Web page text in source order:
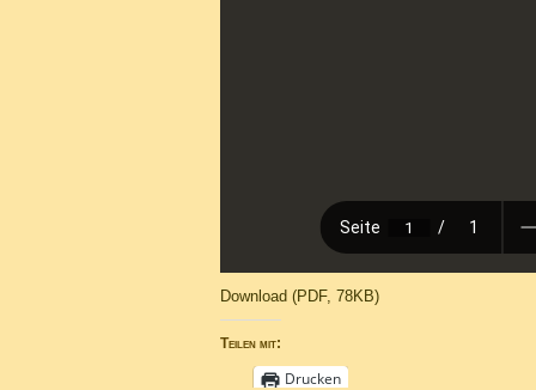
Download (PDF, 78KB)
Teilen mit:
Drucken